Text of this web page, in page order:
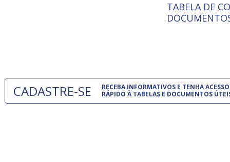
ISO 9001:
A
TABELA DE
CADASTRE-SE
RECEBA INFORMATIVOS E TENHA ACESSO
RÁPIDO À TABELAS E DOCUMENTOS